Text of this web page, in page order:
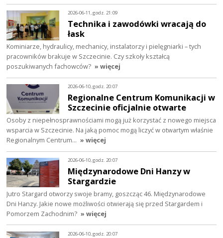
2026-06-11, godz. 21:09
Technika i zawodówki wracają do
łask
Kominiarze, hydraulicy, mechanicy, instalatorzy i pielęgniarki – tych
pracowników brakuje w Szczecinie. Czy szkoły kształcą
poszukiwanych fachowców? » więcej
2026-06-10, godz. 20:07
Regionalne Centrum Komunikacji w
Szczecinie oficjalnie otwarte
Osoby z niepełnosprawnościami mogą już korzystać z nowego miejsca
wsparcia w Szczecinie. Na jaką pomoc mogą liczyć w otwartym właśnie
Regionalnym Centrum… » więcej
2026-06-10, godz. 20:07
Międzynarodowe Dni Hanzy w
Stargardzie
Jutro Stargard otworzy swoje bramy, goszcząc 46. Międzynarodowe
Dni Hanzy. Jakie nowe możliwości otwierają się przed Stargardem i
Pomorzem Zachodnim? » więcej
2026-06-10, godz. 20:07